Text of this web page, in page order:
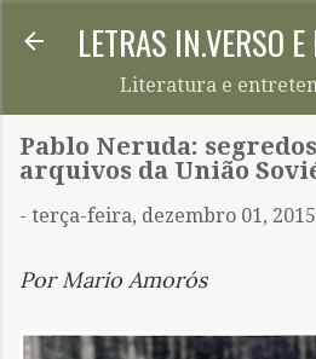
Pular para o
LETRAS IN.VERSO E
Literatura e
Pablo Neruda:
arquivos da União
- terça-feira, dezembro 01, 2015
Por Mario Amorós